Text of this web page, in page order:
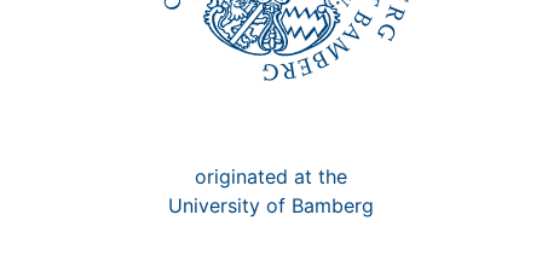
originated at the
University of Bamberg